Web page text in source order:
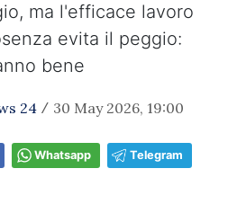
ma l'efficace lavoro
evita il peggio:
bene
24 / 30 May 2026, 19:00
Whatsapp Telegram